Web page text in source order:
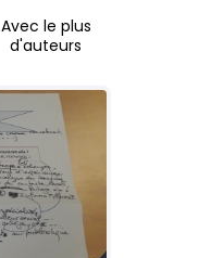
Avec le plus
d'auteurs